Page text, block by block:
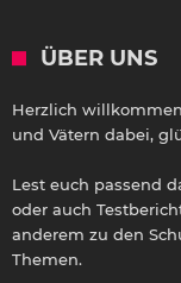
ÜBER UNS
Herzlich
und Vätern dabei,
Lest euch passend
oder auch
anderem zu den
Themen.